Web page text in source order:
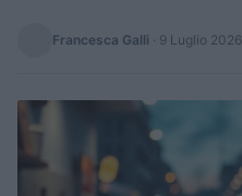
Francesca Galli · 9 Luglio 2026